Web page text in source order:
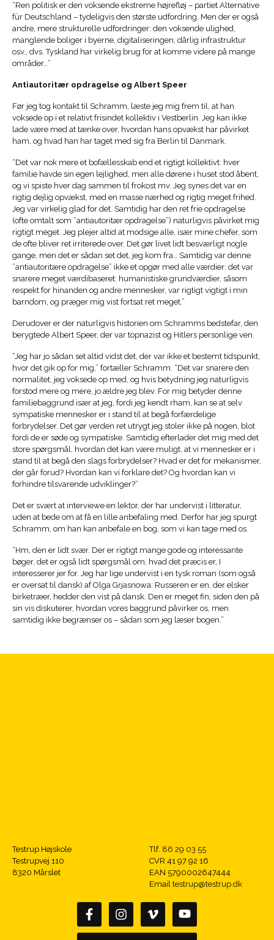
“Ren politisk er den voksende ekstreme højrefløj – partiet Alternative
für Deutschland – tydeligvis den største udfordring. Men der er også
andre, mere strukturelle udfordringer: den voksende ulighed,
manglende boliger i byerne, digitaliseringen, dårlig infrastruktur
osv., dvs. Tyskland har virkelig brug for at komme videre på mange
områder…”
Antiautoritær opdragelse og Albert Speer
Før jeg tog kontakt til Schramm, læste jeg mig frem til, at han
voksede op i et relativt frisindet kollektiv i Vestberlin. Jeg kan ikke
lade være med at tænke over, hvordan hans opvækst har påvirket
ham, og hvad han har taget med sig fra Berlin til Danmark.
“Det var nok mere et bofællesskab end et rigtigt kollektivt: hver
familie havde sin egen lejlighed, men alle dørene i huset stod åbent,
og vi spiste hver dag sammen til frokost mv. Jeg synes det var en
rigtig dejlig opvækst, med en masse nærhed og rigtig meget frihed.
Jeg var virkelig glad for det. Samtidig har den ret frie opdragelse
(ofte omtalt som ”antiautoritær opdragelse”) naturligvis påvirket mig
rigtigt meget. Jeg plejer altid at modsige alle, især mine chefer, som
de ofte bliver ret irriterede over. Det gør livet lidt besværligt nogle
gange, men det er sådan set det, jeg kom fra… Samtidig var denne
”antiautoritære opdragelse” ikke et opgør med alle værdier: det var
snarere meget værdibaseret: humanistiske grundværdier, såsom
respekt for hinanden og andre mennesker, var rigtigt vigtigt i min
barndom, og præger mig vist fortsat ret meget.”
Derudover er der naturligvis historien om Schramms bedstefar, den
berygtede Albert Speer, der var topnazist og Hitlers personlige ven.
“Jeg har jo sådan set altid vidst det, der var ikke et bestemt tidspunkt,
hvor det gik op for mig,” fortæller Schramm. “Det var snarere den
normalitet, jeg voksede op med, og hvis betydning jeg naturligvis
forstod mere og mere, jo ældre jeg blev. For mig betyder denne
familiebaggrund især at jeg, fordi jeg kendt rham, kan se at selv
sympatiske mennesker er i stand til at begå forfærdelige
forbrydelser. Det gør verden ret utrygt jeg stoler ikke på nogen, blot
fordi de er søde og sympatiske. Samtidig efterlader det mig med det
store spørgsmål, hvordan det kan være muligt, at vi mennesker er i
stand til at begå den slags forbrydelser? Hvad er det for mekanismer,
der går forud? Hvordan kan vi forklare det? Og hvordan kan vi
forhindre tilsvarende udviklinger?”
Det er svært at interviewe en lektor, der har undervist i litteratur,
uden at bede om at få en lille anbefaling med. Derfor har jeg spurgt
Schramm, om han kan anbefale en bog, som vi kan tage med os.
“Hm, den er lidt svær. Der er rigtigt mange gode og interessante
bøger, det er også lidt spørgsmål om, hvad det præcis er, I
interesserer jer for. Jeg har lige undervist i en tysk roman (som også
er oversat til dansk) af Olga Grjasnowa: Russeren er en, der elsker
birketræer, hedder den vist på dansk. Den er meget fin, siden den på
sin vis diskuterer, hvordan vores baggrund påvirker os, men
samtidig ikke begrænser os – sådan som jeg læser bogen.”
Testrup Højskole
Testrupvej 110
8320 Mårslet
Tlf. 86 29 03 55
CVR 41 97 92 16
EAN 5790002647444
Email testrup@testrup.dk